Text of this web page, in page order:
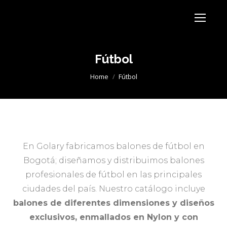
Fútbol
You are here:
Home Fútbol
En Golary fabricamos balones de fútbol en
Bogotá; diseñamos y distribuimos balones
profesionales de fútbol en las principales
ciudades del país. Nuestro catálogo incluye
balones de diferentes dimensiones y diseños
exclusivos, enmallados en Nylon y con